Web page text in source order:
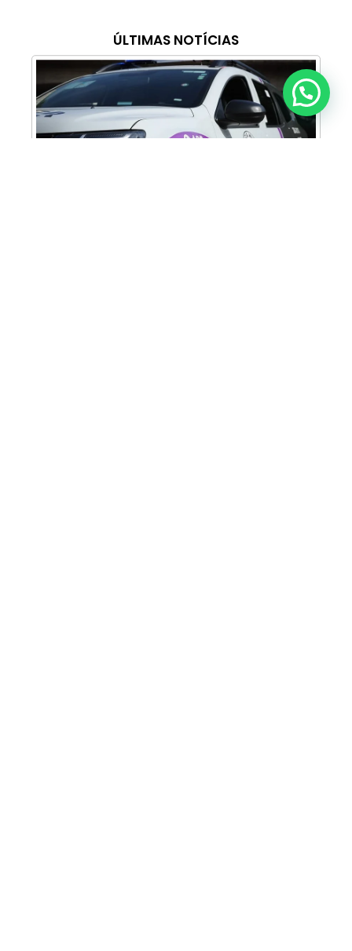
ÚLTIMAS NOTÍCIAS
Anunciar ou recomendar matéria